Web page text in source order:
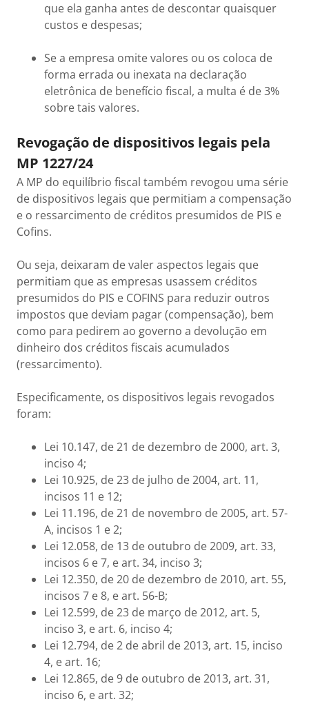
que ela ganha antes de descontar quaisquer
custos e despesas;
Se a empresa omite valores ou os coloca de
forma errada ou inexata na declaração
eletrônica de benefício fiscal, a multa é de 3%
sobre tais valores.
Revogação de dispositivos legais pela
MP 1227/24
A MP do equilíbrio fiscal também revogou uma série
de dispositivos legais que permitiam a compensação
e o ressarcimento de créditos presumidos de PIS e
Cofins.
Ou seja, deixaram de valer aspectos legais que
permitiam que as empresas usassem créditos
presumidos do PIS e COFINS para reduzir outros
impostos que deviam pagar (compensação), bem
como para pedirem ao governo a devolução em
dinheiro dos créditos fiscais acumulados
(ressarcimento).
Especificamente, os dispositivos legais revogados
foram:
Lei 10.147, de 21 de dezembro de 2000, art. 3,
inciso 4;
Lei 10.925, de 23 de julho de 2004, art. 11,
incisos 11 e 12;
Lei 11.196, de 21 de novembro de 2005, art. 57-
A, incisos 1 e 2;
Lei 12.058, de 13 de outubro de 2009, art. 33,
incisos 6 e 7, e art. 34, inciso 3;
Lei 12.350, de 20 de dezembro de 2010, art. 55,
incisos 7 e 8, e art. 56-B;
Lei 12.599, de 23 de março de 2012, art. 5,
inciso 3, e art. 6, inciso 4;
Lei 12.794, de 2 de abril de 2013, art. 15, inciso
4, e art. 16;
Lei 12.865, de 9 de outubro de 2013, art. 31,
inciso 6, e art. 32;